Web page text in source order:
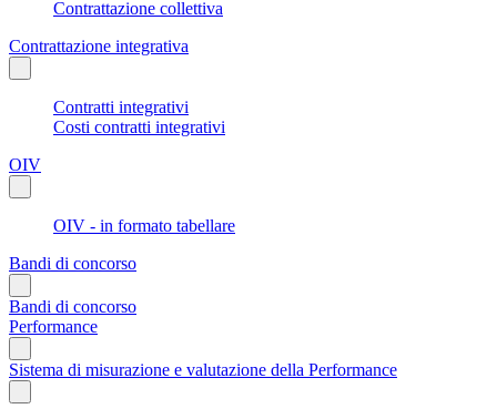
Contrattazione collettiva
Contrattazione integrativa
Contratti integrativi
Costi contratti integrativi
OIV
OIV - in formato tabellare
Bandi di concorso
Bandi di concorso
Performance
Sistema di misurazione e valutazione della Performance